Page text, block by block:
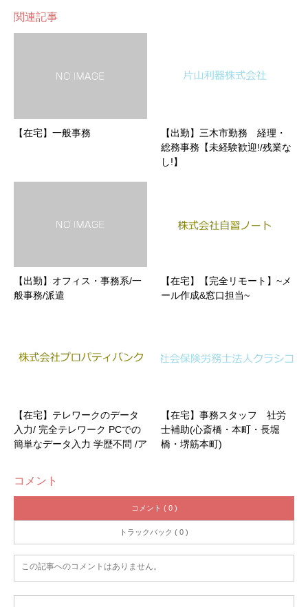
関連記事
【在宅】一般事務
【出勤】三木市勤務 経理・
総務事務【未経験歓迎!/残業な
し!】
【出勤】オフィス・事務系/一
般事務/派遣
【在宅】【完全リモート】~メ
ール作成&窓口担当~
【在宅】テレワークのデータ
入力/ 完全テレワーク PCでの
簡単なデータ入力 学歴不問 /ア
【在宅】事務スタッフ 社労
士補助(心斎橋・本町・長堀
橋・堺筋本町)
コメント
コメント ( 0 )
トラックバック ( 0 )
この記事へのコメントはありません。